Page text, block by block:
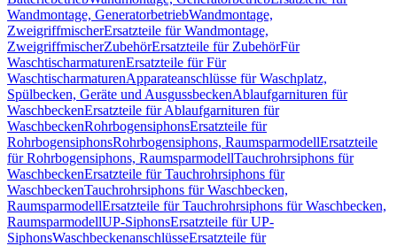
Wandmontage, GeneratorbetriebWandmontage,
ZweigriffmischerErsatzteile für Wandmontage,
ZweigriffmischerZubehörErsatzteile für ZubehörFür
WaschtischarmaturenErsatzteile für Für
WaschtischarmaturenApparateanschlüsse für Waschplatz,
Spülbecken, Geräte und AusgussbeckenAblaufgarnituren für
WaschbeckenErsatzteile für Ablaufgarnituren für
WaschbeckenRohrbogensiphonsErsatzteile für
RohrbogensiphonsRohrbogensiphons, RaumsparmodellErsatzteile
für Rohrbogensiphons, RaumsparmodellTauchrohrsiphons für
WaschbeckenErsatzteile für Tauchrohrsiphons für
WaschbeckenTauchrohrsiphons für Waschbecken,
RaumsparmodellErsatzteile für Tauchrohrsiphons für Waschbecken,
RaumsparmodellUP-SiphonsErsatzteile für UP-
SiphonsWaschbeckenanschlüsseErsatzteile für